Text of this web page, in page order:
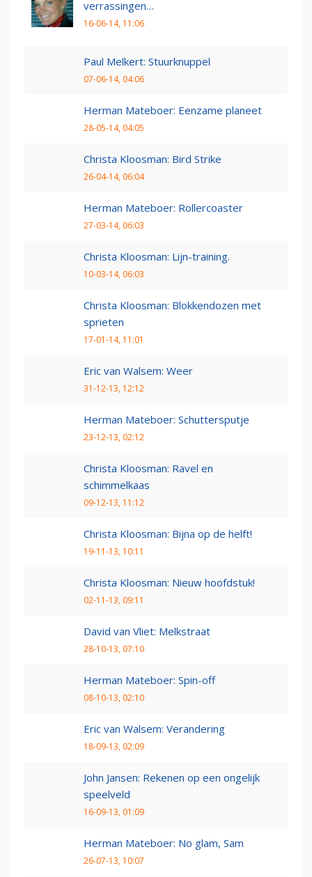
verrassingen…
16-06-14, 11:06
Paul Melkert: Stuurknuppel
07-06-14, 04:06
Herman Mateboer: Eenzame planeet
28-05-14, 04:05
Christa Kloosman: Bird Strike
26-04-14, 06:04
Herman Mateboer: Rollercoaster
27-03-14, 06:03
Christa Kloosman: Lijn-training.
10-03-14, 06:03
Christa Kloosman: Blokkendozen met
sprieten
17-01-14, 11:01
Eric van Walsem: Weer
31-12-13, 12:12
Herman Mateboer: Schuttersputje
23-12-13, 02:12
Christa Kloosman: Ravel en
schimmelkaas
09-12-13, 11:12
Christa Kloosman: Bijna op de helft!
19-11-13, 10:11
Christa Kloosman: Nieuw hoofdstuk!
02-11-13, 09:11
David van Vliet: Melkstraat
28-10-13, 07:10
Herman Mateboer: Spin-off
08-10-13, 02:10
Eric van Walsem: Verandering
18-09-13, 02:09
John Jansen: Rekenen op een ongelijk
speelveld
16-09-13, 01:09
Herman Mateboer: No glam, Sam
26-07-13, 10:07